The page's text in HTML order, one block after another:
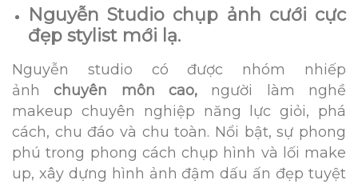
Nguyễn Studio chụp ảnh cưới cực
đẹp stylist mới lạ.
Nguyễn studio có được nhóm nhiếp
ảnhchuyên môn cao, người làm nghề
makeup chuyên nghiệp năng lực giỏi, phá
cách, chu đáo và chu toàn. Nổi bật, sự phong
phú trong phong cách chụp hình và lối make
up, xây dựng hình ảnh đậm dấu ấn đẹp tuyệt